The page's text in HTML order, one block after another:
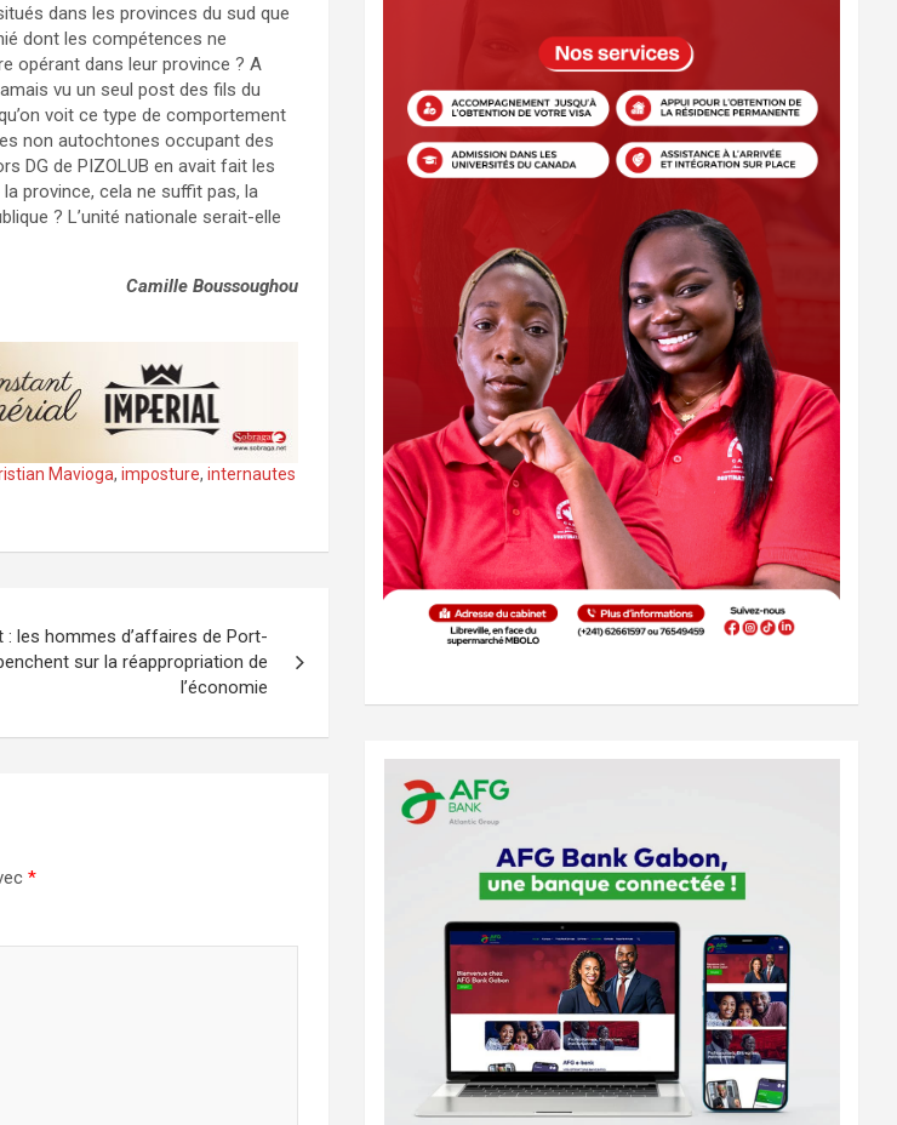
dans les provinces du sud que
dont les compétences ne
opérant dans leur province ? A
vu un seul post des fils du
voit ce type de comportement
non autochtones occupant des
DG de PIZOLUB en avait fait les
province, cela ne suffit pas, la
? L’unité nationale serait-elle
Camille Boussoughou
Mavioga, imposture, internautes
: les hommes d’affaires de Port-
sur la réappropriation de
l’économie
*